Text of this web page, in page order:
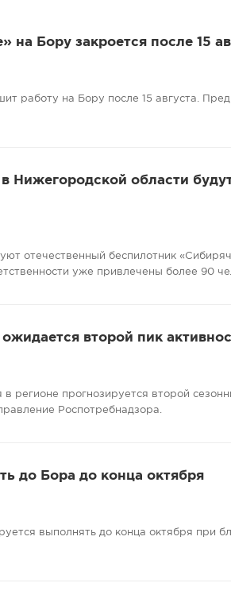
на Бору закроется после 15
работу на Бору после 15 августа.
Нижегородской области
отечественный беспилотник
уже привлечены более 90
второй пик
регионе прогнозируется второй
Роспотребнадзора.
до Бора до конца октября
выполнять до конца октября при